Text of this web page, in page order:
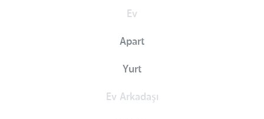
Ev
Apart
Yurt
Ev Arkadaşı